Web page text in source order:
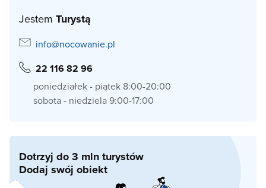
Jestem Turystą
info@nocowanie.pl
22 116 82 96
poniedziałek - piątek 8:00-20:00
sobota - niedziela 9:00-17:00
Dotrzyj do 3 mln turystów
Dodaj swój obiekt